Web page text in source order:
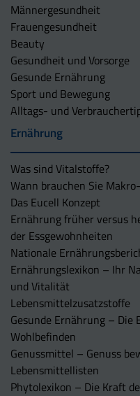
Männergesundheit
Frauengesundheit
Beauty
Gesundheit und Vorsorge
Gesunde Ernährung
Sport und Bewegung
Alltags- und
Ernährung
Was sind Vitalstoffe?
Wann brauchen Sie
Das Eucell Konzept
Ernährung früher versus
der Essgewohnheiten
Nationale
Ernährungslexikon – Ihr
und Vitalität
Lebensmittelzusatzstoffe
Gesunde Ernährung –
Wohlbefinden
Genussmittel – Genuss
Lebensmittellisten
Phytolexikon – Die Kraft